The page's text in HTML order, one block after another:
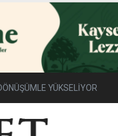
YÜKSELİYOR